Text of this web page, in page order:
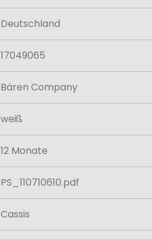
Deutschland
17049065
Bären Company
weiß
12 Monate
PS_110710610.pdf
Cassis